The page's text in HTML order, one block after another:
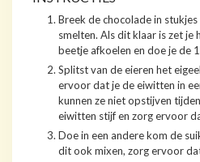
Breek de chocolade in
smelten. Als dit klaar is zet je
beetje afkoelen en doe je de
Splitst van de eieren het
ervoor dat je de eiwitten in
kunnen ze niet opstijven
eiwitten stijf en zorg ervoor
Doe in een andere kom de
dit ook mixen, zorg ervoor